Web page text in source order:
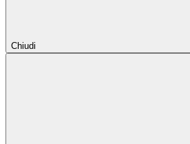
Chiudi